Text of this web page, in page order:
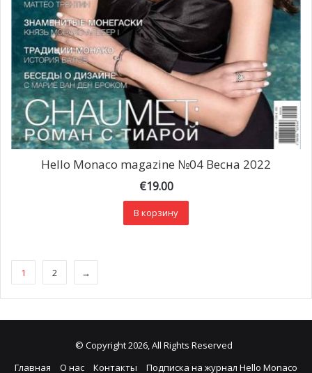
Hello Monaco magazine №04 Весна 2022
€19.00
В корзину
1 2 →
© Copyright 2026, All Rights Reserved
Главная
О нас Контакты Подписка на журнал Hello Monaco